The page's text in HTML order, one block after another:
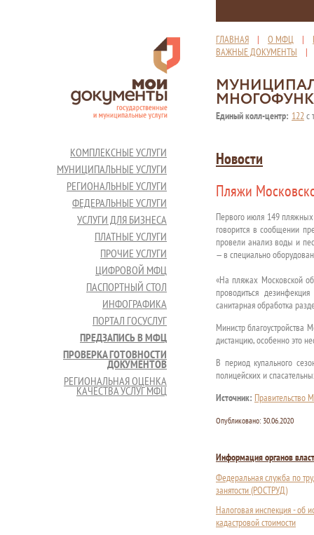
ГЛАВНАЯ | О МФЦ |
ВАЖНЫЕ ДОКУМЕНТЫ
Единый колл-центр: 122с
КОМПЛЕКСНЫЕ УСЛУГИ
МУНИЦИПАЛЬНЫЕ УСЛУГИ
РЕГИОНАЛЬНЫЕ УСЛУГИ
ФЕДЕРАЛЬНЫЕ УСЛУГИ
УСЛУГИ ДЛЯ БИЗНЕСА
ПЛАТНЫЕ УСЛУГИ
ПРОЧИЕ УСЛУГИ
ЦИФРОВОЙ МФЦ
ПАСПОРТНЫЙ СТОЛ
ИНФОГРАФИКА
ПОРТАЛ ГОСУСЛУГ
ПРЕДЗАПИСЬ В МФЦ
ПРОВЕРКА ГОТОВНОСТИ
ДОКУМЕНТОВ
РЕГИОНАЛЬНАЯ ОЦЕНКА
КАЧЕСТВА УСЛУГ МФЦ
Новости
Пляжи
Первого июля 149
говорится в сообщении
провели анализ воды и
— в специально
«На пляжах Московской
проводиться
санитарная обработка
Министр благоустройства
дистанцию, особенно это
В период купального
полицейских и
Источник: Правительство
Опубликовано: 30.06.2020
Информация органов
Федеральная служба по
занятости (РОСТРУД)
Налоговая инспекция - об
кадастровой стоимости